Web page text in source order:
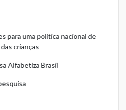
para uma política nacional de
crianças
Alfabetiza Brasil